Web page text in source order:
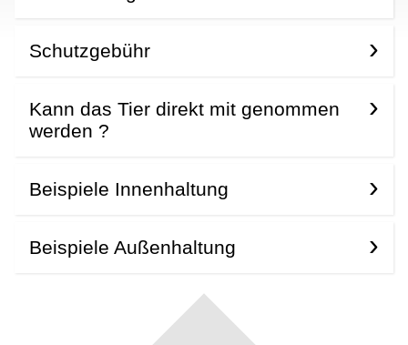
Schutzgebühr
Kann das Tier direkt mit genommen
werden ?
Beispiele Innenhaltung
Beispiele Außenhaltung